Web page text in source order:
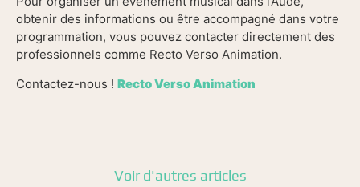
obtenir des informations ou être accompagné dans votre
programmation, vous pouvez contacter directement des
professionnels comme Recto Verso Animation.
Contactez-nous ! Recto Verso Animation
Voir d'autres articles